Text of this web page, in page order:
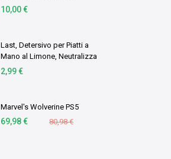
italiano | PS5/PS4 Codice
10,00 €
Last, Detersivo per Piatti a
Mano al Limone, Neutralizza
gli Odori, Azione
2,99 €
Marvel's Wolverine PS5
69,98 € 80,98 €